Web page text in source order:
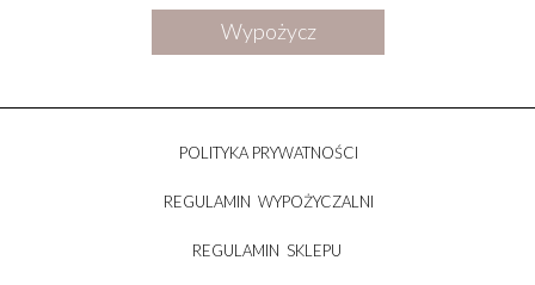
REGULAMIN SKLEPU
REGULAMIN WYPOŻYCZALNI
POLITYKA PRYWATNOŚCI
Wypożycz